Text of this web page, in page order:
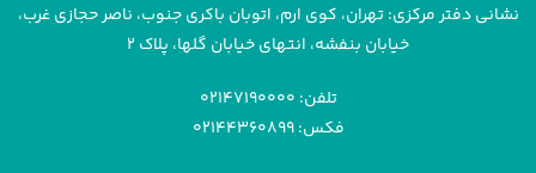
نشانی دفتر مرکزی: تهران، کوی ارم، اتوبان باکری جنوب، ناصر حجازی غرب،
خیابان بنفشه، انتهای خیابان گلها، پلاک ۲
تلفن: ۰۲۱۴۷۱۹۰۰۰۰
فکس: ۰۲۱۴۴۳۶۰۸۹۹